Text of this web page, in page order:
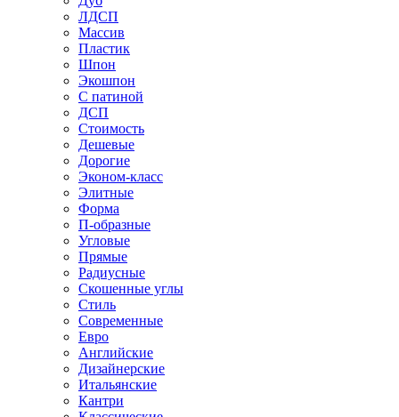
ЛДСП
Массив
Пластик
Шпон
Экошпон
С патиной
ДСП
Стоимость
Дешевые
Дорогие
Эконом-класс
Элитные
Форма
П-образные
Угловые
Прямые
Радиусные
Скошенные углы
Стиль
Современные
Евро
Английские
Дизайнерские
Итальянские
Кантри